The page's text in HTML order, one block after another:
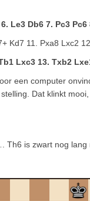
Le3 Db6 7. Pc3 Pc6
Kd7 11. Pxa8 Lxc2
Lxc3 13. Txb2
een computer
Dat klinkt
is zwart nog lang